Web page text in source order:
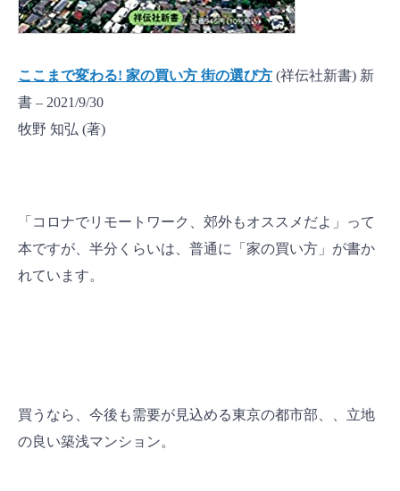
ここまで変わる! 家の買い方 街の選び方 (祥伝社新書) 新
書 – 2021/9/30
牧野 知弘 (著)
「コロナでリモートワーク、郊外もオススメだよ」って
本ですが、半分くらいは、普通に「家の買い方」が書か
れています。
買うなら、今後も需要が見込める東京の都市部、、立地
の良い築浅マンション。